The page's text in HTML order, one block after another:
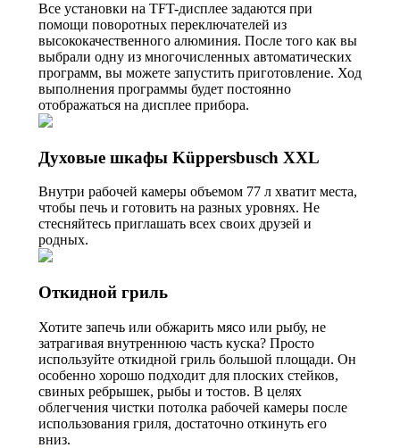
Все установки на TFT-дисплее задаются при
помощи поворотных переключателей из
высококачественного алюминия. После того как вы
выбрали одну из многочисленных автоматических
программ, вы можете запустить приготовление. Ход
выполнения программы будет постоянно
отображаться на дисплее прибора.
Духовые шкафы Küppersbusch XXL
Внутри рабочей камеры объемом 77 л хватит места,
чтобы печь и готовить на разных уровнях. Не
стесняйтесь приглашать всех своих друзей и
родных.
Откидной гриль
Хотите запечь или обжарить мясо или рыбу, не
затрагивая внутреннюю часть куска? Просто
используйте откидной гриль большой площади. Он
особенно хорошо подходит для плоских стейков,
свиных ребрышек, рыбы и тостов. В целях
облегчения чистки потолка рабочей камеры после
использования гриля, достаточно откинуть его
вниз.